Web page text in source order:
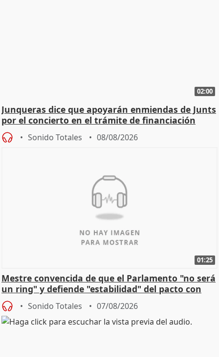
02:00
Junqueras dice que apoyarán enmiendas de Junts
por el concierto en el trámite de financiación
Sonido Totales 08/08/2026
01:25
Mestre convencida de que el Parlamento "no será
un ring" y defiende "estabilidad" del pacto con
Vox
Sonido Totales 07/08/2026